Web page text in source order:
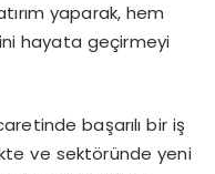
yaparak, hem
hayata geçirmeyi
başarılı bir iş
ve sektöründe yeni